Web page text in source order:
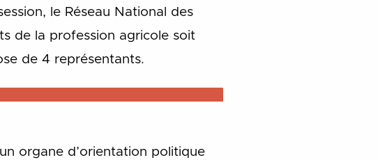
le Réseau National des
de la profession agricole soit
de 4 représentants.
organe d’orientation politique